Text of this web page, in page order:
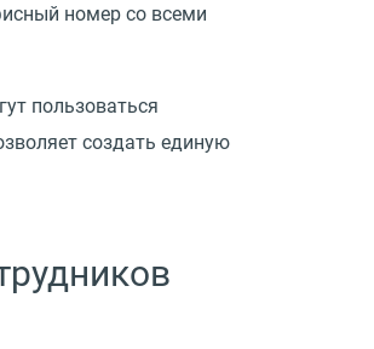
номер со всеми
пользоваться
создать единую